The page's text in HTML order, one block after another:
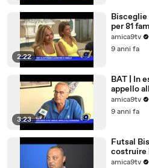
2:22
Bisceglie
per 81
amica9tv
9 anni fa
3:23
BAT | In
appello
amica9tv
9 anni fa
Futsal
costruire
amica9tv